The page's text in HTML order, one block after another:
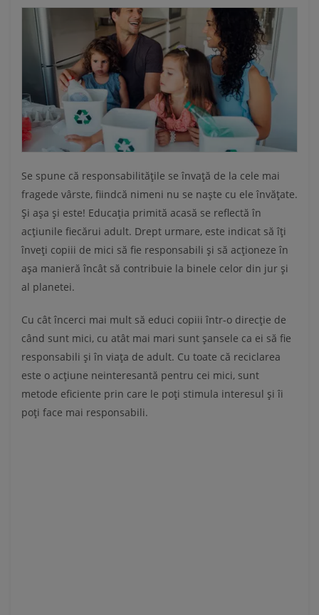
Se spune că responsabilitățile se învață de la cele mai
fragede vârste, fiindcă nimeni nu se naște cu ele învățate.
Și așa și este! Educația primită acasă se reflectă în
acțiunile fiecărui adult. Drept urmare, este indicat să îți
înveți copiii de mici să fie responsabili și să acționeze în
așa manieră încât să contribuie la binele celor din jur și
al planetei.
Cu cât încerci mai mult să educi copiii într-o direcție de
când sunt mici, cu atât mai mari sunt șansele ca ei să fie
responsabili și în viața de adult. Cu toate că reciclarea
este o acțiune neinteresantă pentru cei mici, sunt
metode eficiente prin care le poți stimula interesul și îi
poți face mai responsabili.